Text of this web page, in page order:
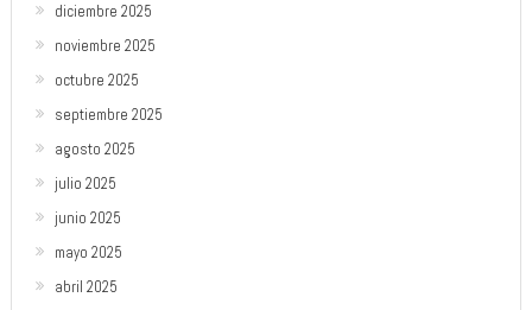
diciembre 2025
noviembre 2025
octubre 2025
septiembre 2025
agosto 2025
julio 2025
junio 2025
mayo 2025
abril 2025